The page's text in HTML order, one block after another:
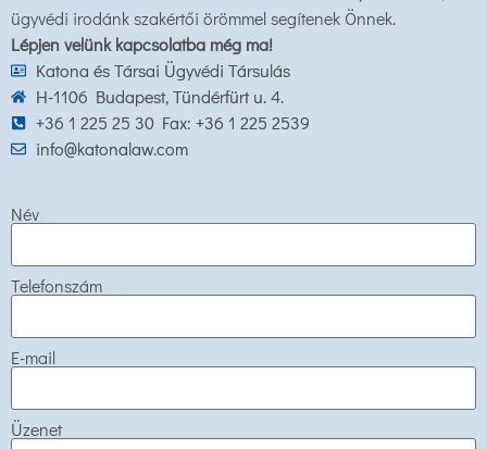
ügyvédi irodánk szakértői örömmel segítenek Önnek.
Lépjen velünk kapcsolatba még ma!
Katona és Társai Ügyvédi Társulás
H-1106 Budapest, Tündérfürt u. 4.
+36 1 225 25 30 Fax: +36 1 225 2539
info@katonalaw.com
Név
Telefonszám
E-mail
Üzenet